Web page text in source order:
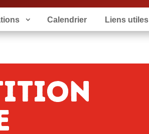
Calendrier Liens utiles